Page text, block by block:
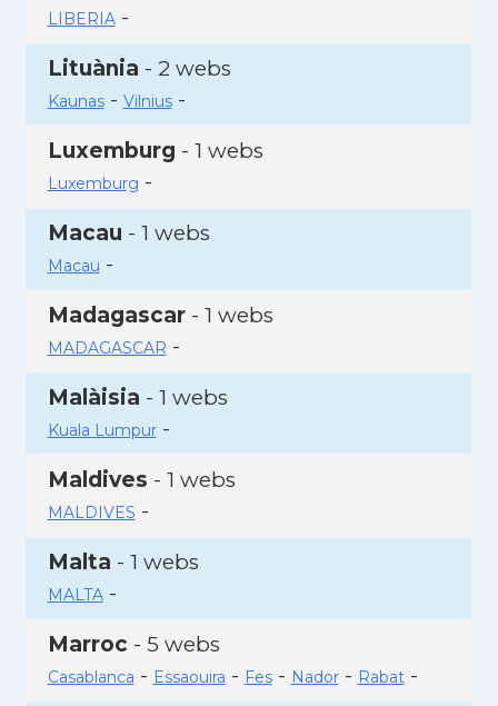
LIBERIA-
Lituània - 2 webs
Kaunas- Vilnius-
Luxemburg - 1 webs
Luxemburg -
Macau - 1 webs
Macau -
Madagascar- 1 webs
MADAGASCAR -
Malàisia - 1 webs
Kuala Lumpur-
Maldives - 1 webs
MALDIVES -
Malta - 1 webs
MALTA-
Marroc - 5 webs
Casablanca - Essaouira - Fes- Nador- Rabat-